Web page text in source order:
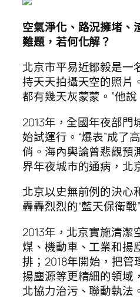
空氣淨化、路況擁堵、
難題，若何化解？
北京市平易近鄒毅是一
持天天拍攝天空的照片
都有幾天灰蒙蒙。”他說
2013年，全國年夜部門
始試運行。“爆表”成了
俏。海內輿論曾悲觀預
界年夜城市的通病，北
北京以史無前例的決心
轟轟烈烈的“藍天保衛戰
2013年，北京實施清潔
煤、機動車、工業和揚
排；2018年開始，把管
揚塵源等更精細的領域
北協力治污、聯動執法。